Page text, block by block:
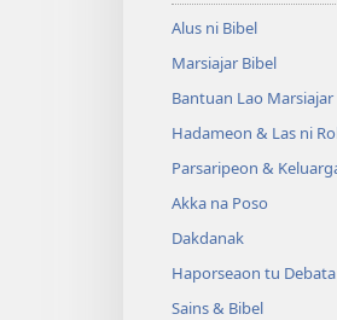
Alus ni Bibel
Marsiajar Bibel
Bantuan Lao Marsiajar
Hadameon & Las ni
Parsaripeon &
Akka na Poso
Dakdanak
Haporseaon tu Debata
Sains & Bibel